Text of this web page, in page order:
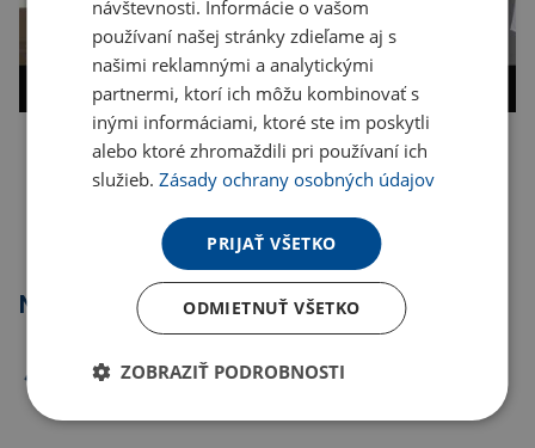
Najpredávanejšie
návštevnosti. Informácie o vašom
používaní našej stránky zdieľame aj s
našimi reklamnými a analytickými
partnermi, ktorí ich môžu kombinovať s
inými informáciami, ktoré ste im poskytli
alebo ktoré zhromaždili pri používaní ich
služieb.Zásady ochrany osobných údajov
PRIJAŤ VŠETKO
ODMIETNUŤ VŠETKO
ZOBRAZIŤ PODROBNOSTI